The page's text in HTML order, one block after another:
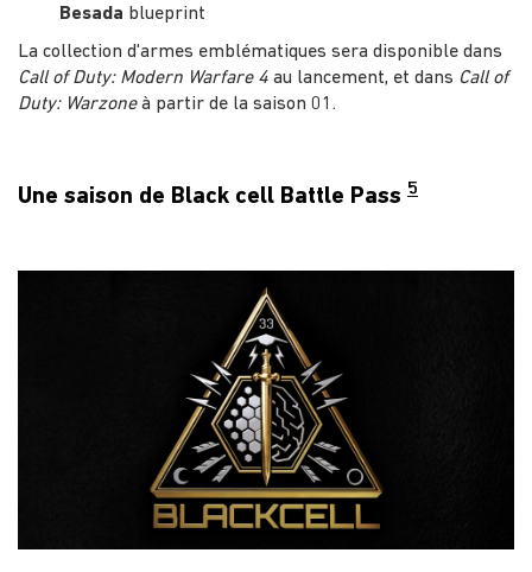
Besada blueprint
La collection d'armes emblématiques sera disponible dans
Call of Duty: Modern Warfare 4 au lancement, et dans Call of
Duty: Warzoneà partir de la saison 01.
Une saison de Black cell Battle Pass 5